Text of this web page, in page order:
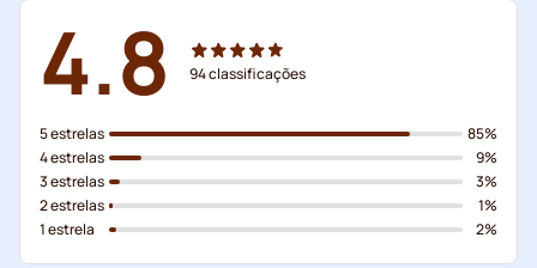
4.8 94classificações
5 estrelas
4 estrelas
3 estrelas
2 estrelas
1 estrela
85%
9%
3%
1%
2%